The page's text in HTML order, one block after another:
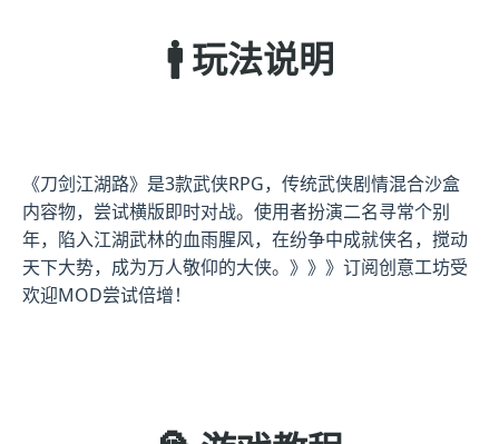
🚹 玩法说明
《刀剑江湖路》是3款武侠RPG，传统武侠剧情混合沙盒
内容物，尝试横版即时对战。使用者扮演二名寻常个别
年，陷入江湖武林的血雨腥风，在纷争中成就侠名，搅动
天下大势，成为万人敬仰的大侠。》》》订阅创意工坊受
欢迎MOD尝试倍增！